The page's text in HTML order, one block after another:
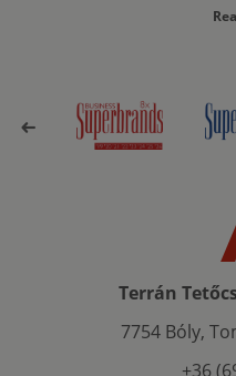
Terrán
7754 Bóly,
+36